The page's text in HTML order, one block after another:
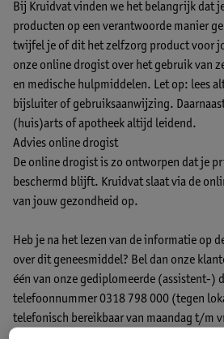
Bij Kruidvat vinden we het belangrijk dat
producten op een verantwoorde manier
twijfel je of dit het zelfzorg product voor
onze online drogist over het gebruik van
en medische hulpmiddelen. Let op: lees
bijsluiter of gebruiksaanwijzing.
(huis)arts of apotheek altijd leidend.
Advies online drogist
De online drogist is zo ontworpen dat je
beschermd blijft. Kruidvat slaat via de
van jouw gezondheid op.
Heb je na het lezen van de informatie op
over dit geneesmiddel? Bel dan onze
één van onze gediplomeerde (assistent-)
telefoonnummer 0318 798 000 (tegen
telefonisch bereikbaar van maandag t/m